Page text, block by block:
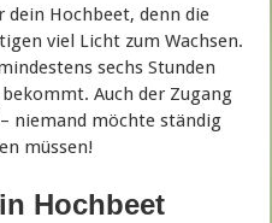
dein Hochbeet, denn die
viel Licht zum Wachsen.
sechs Stunden
Auch der Zugang
niemand möchte ständig
müssen!
Hochbeet